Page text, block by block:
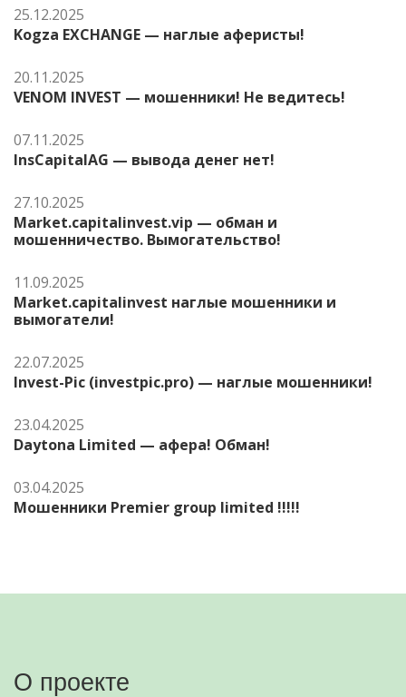
25.12.2025
Kogza EXCHANGE — наглые аферисты!
20.11.2025
VENOM INVEST — мошенники! Не ведитесь!
07.11.2025
InsCapitalAG — вывода денег нет!
27.10.2025
Market.capitalinvest.vip — обман и
мошенничество. Вымогательство!
11.09.2025
Market.capitalinvest наглые мошенники и
вымогатели!
22.07.2025
Invest-Pic (investpic.pro) — наглые мошенники!
23.04.2025
Daytona Limited — афера! Обман!
03.04.2025
Мошенники Premier group limited !!!!!
О проекте